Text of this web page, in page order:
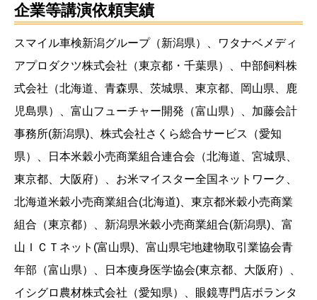
企業等講演依頼実績
スマイル車検新潟グループ（新潟県）、ワタナベメディ
アプロダクツ株式会社（東京都・千葉県）、中部飼料株
式会社（北海道、青森県、茨城県、東京都、岡山県、鹿
児島県）、富山フューチャー開発（富山県）、加藤会計
事務所(新潟県)、株式会社さくら総合サービス（愛知
県）、日本米穀小売商業組合連合会（北海道、宮城県、
東京都、大阪府）、お米マイスター全国ネットワーク、
北海道米穀小売商業組合(北海道)、東京都米穀小売商業
組合（東京都）、新潟県米穀小売商業組合(新潟県)、富
山ＩＣＴネット(富山県)、富山県宅地建物取引業協会青
年部（富山県）、日本痩身医学協会(東京都、大阪府）、
イシグロ農材株式会社（愛知県）、眼鏡専門店ボランタ